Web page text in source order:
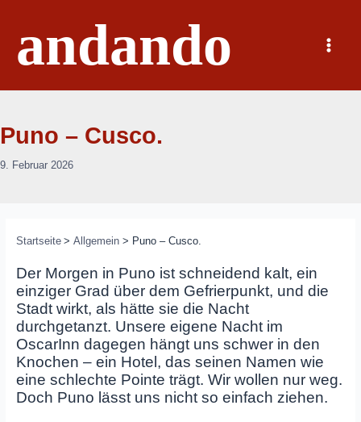
springenandando
Main
Menu
Puno – Cusco.
9. Februar 2026
Startseite Allgemein Puno – Cusco.
Der Morgen in Puno ist schneidend kalt, ein
einziger Grad über dem Gefrierpunkt, und die
Stadt wirkt, als hätte sie die Nacht
durchgetanzt. Unsere eigene Nacht im
OscarInn dagegen hängt uns schwer in den
Knochen – ein Hotel, das seinen Namen wie
eine schlechte Pointe trägt. Wir wollen nur weg.
Doch Puno lässt uns nicht so einfach ziehen.